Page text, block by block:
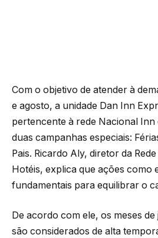
Com o objetivo de atender à
e agosto, a unidade Dan Inn
pertencente à rede Nacional
duas campanhas especiais:
Pais. Ricardo Aly, diretor da
Hotéis, explica que ações como
fundamentais para equilibrar o
De acordo com ele, os meses
são considerados de alta